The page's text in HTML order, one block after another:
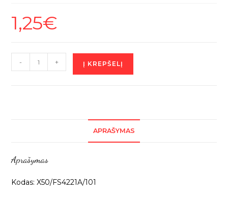
1,25€
produkto
kiekis:
- + Į KREPŠELĮ
APRAŠYMAS
Aprašymas
Kodas: X50/FS4221A/101